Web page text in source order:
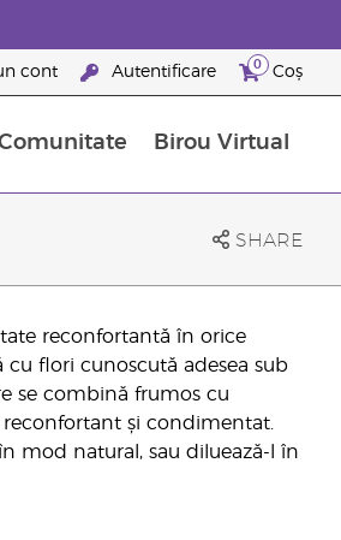
cont Autentificare 0 Coș
Birou Virtual
SHARE
reconfortantă în orice
flori cunoscută adesea sub
se combină frumos cu
și condimentat.
mod natural, sau diluează-l în